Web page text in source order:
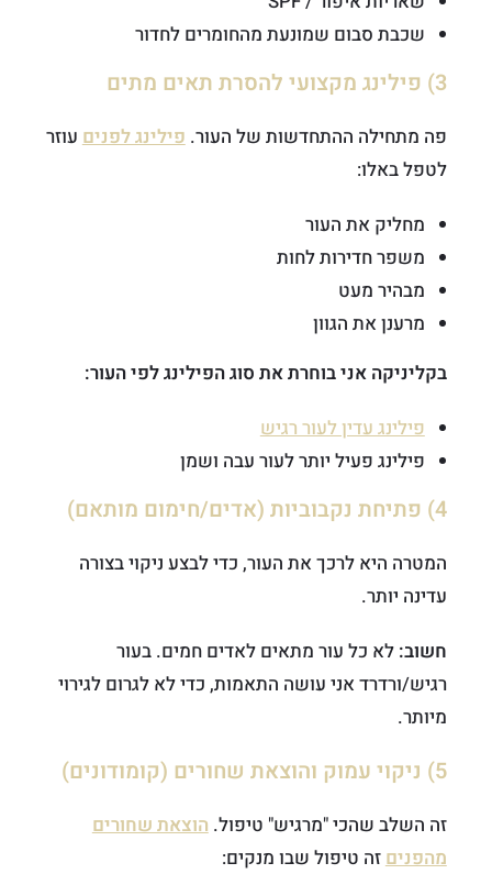
שכבת סבום שמונעת מהחומרים לחדור
3) פילינג מקצועי להסרת תאים מתים
פה מתחילה ההתחדשות של העור.פילינג לפנים עוזר
לטפל באלו:
מחליק את העור
משפר חדירות לחות
מבהיר מעט
מרענן את הגוון
בקליניקה אני בוחרת את סוג הפילינג לפי העור:
פילינג עדין לעור רגיש
פילינג פעיל יותר לעור עבה ושמן
4) פתיחת נקבוביות (אדים/חימום מותאם)
המטרה היא לרכך את העור, כדי לבצע ניקוי בצורה
עדינה יותר.
חשוב: לא כל עור מתאים לאדים חמים. בעור
רגיש/ורדרד אני עושה התאמות, כדי לא לגרום לגירוי
מיותר.
5) ניקוי עמוק והוצאת שחורים (קומודונים)
זה השלב שהכי "מרגיש" טיפול.הוצאת שחורים
מהפניםזה טיפול שבו מנקים: